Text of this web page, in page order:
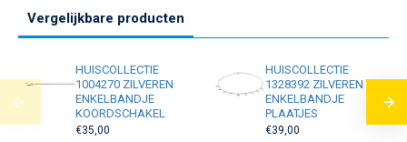
Vergelijkbare producten
HUISCOLLECTIE
1004270 ZILVEREN
ENKELBANDJE
KOORDSCHAKEL
€35,00
HUISCOLLECTIE
1328392 ZILVEREN
ENKELBANDJE
PLAATJES
€39,00